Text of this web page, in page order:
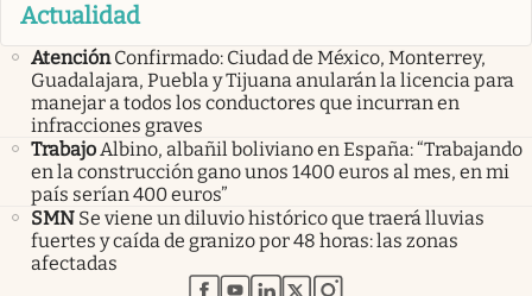
Actualidad
Atención Confirmado: Ciudad de México, Monterrey,
Guadalajara, Puebla y Tijuana anularán la licencia para
manejar a todos los conductores que incurran en
infracciones graves
Trabajo Albino, albañil boliviano en España: “Trabajando
en la construcción gano unos 1400 euros al mes, en mi
país serían 400 euros”
SMN Se viene un diluvio histórico que traerá lluvias
fuertes y caída de granizo por 48 horas: las zonas
afectadas
abre en nueva pestaña
abre en nueva pestaña
abre en nueva pestaña
abre en nueva pestaña
abre en nueva pestaña